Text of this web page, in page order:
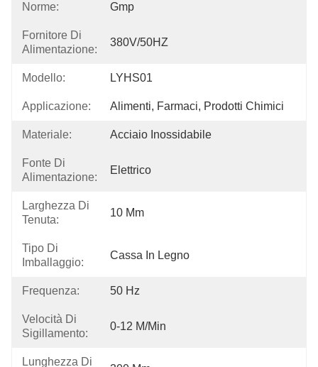
Norme: Gmp
Fornitore Di
Alimentazione:
380V/50HZ
Modello: LYHS01
Applicazione: Alimenti, Farmaci, Prodotti Chimici
Materiale: Acciaio Inossidabile
Fonte Di
Alimentazione:
Elettrico
Larghezza Di
Tenuta:
10 Mm
Tipo Di
Imballaggio:
Cassa In Legno
Frequenza: 50 Hz
Velocità Di
Sigillamento:
0-12 M/min
Lunghezza Di